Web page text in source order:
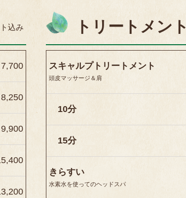
込み
7,700
8,250
9,900
トリートメント
スキャルプトリートメント
頭皮マッサージ＆肩
10分
15分
きらすい
水素水を使ってのヘッドスパ